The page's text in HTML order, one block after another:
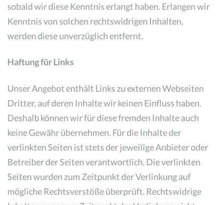
sobald wir diese Kenntnis erlangt haben. Erlangen wir
Kenntnis von solchen rechtswidrigen Inhalten,
werden diese unverzüglich entfernt.
Haftung für Links
Unser Angebot enthält Links zu externen Webseiten
Dritter, auf deren Inhalte wir keinen Einfluss haben.
Deshalb können wir für diese fremden Inhalte auch
keine Gewähr übernehmen. Für die Inhalte der
verlinkten Seiten ist stets der jeweilige Anbieter oder
Betreiber der Seiten verantwortlich. Die verlinkten
Seiten wurden zum Zeitpunkt der Verlinkung auf
mögliche Rechtsverstöße überprüft. Rechtswidrige